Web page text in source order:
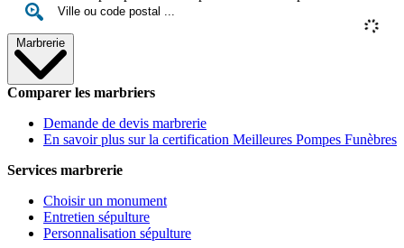
Marbrerie
Comparer les marbriers
Demande de devis marbrerie
En savoir plus sur la certification Meilleures Pompes Funèbres
Services marbrerie
Choisir un monument
Entretien sépulture
Personnalisation sépulture